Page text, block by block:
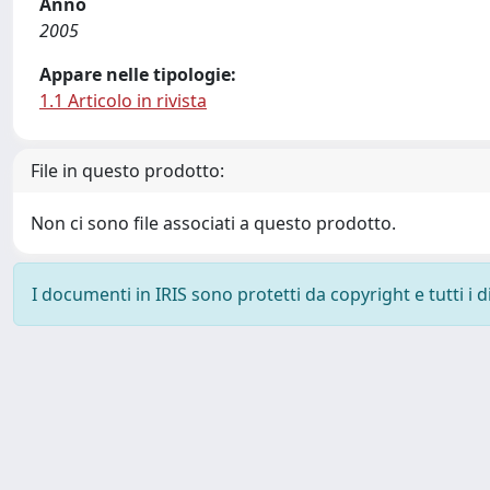
2005
Appare nelle tipologie:
1.1 Articolo in rivista
File in questo prodotto:
Non ci sono file associati a questo prodotto.
I documenti in IRIS sono protetti da copyright e tutti i